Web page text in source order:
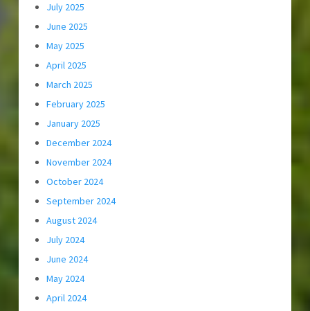
July 2025
June 2025
May 2025
April 2025
March 2025
February 2025
January 2025
December 2024
November 2024
October 2024
September 2024
August 2024
July 2024
June 2024
May 2024
April 2024